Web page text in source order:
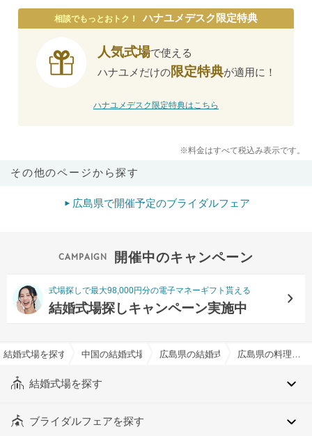
相談でもっとおトク！ ハナユメデスク限定特典
人気式場で使える
ハナユメだけの限定特典が適用に！
ハナユメデスク限定特典はこちら
※料金はすべて税込み表示です。
その他のページから探す
広島県で開催予定のブライダルフェア
開催中のキャンペーン
式場探しで最大98,000円分の電子マネーギフト貰える
結婚式場探しキャンペーン実施中
結婚式場を探すならハナユメ
中国の結婚式場 広島県の結婚式場 広島県の料理演出ありでおすすめの結婚式場・挙式会場一覧
結婚式場を探す
ブライダルフェアを探す